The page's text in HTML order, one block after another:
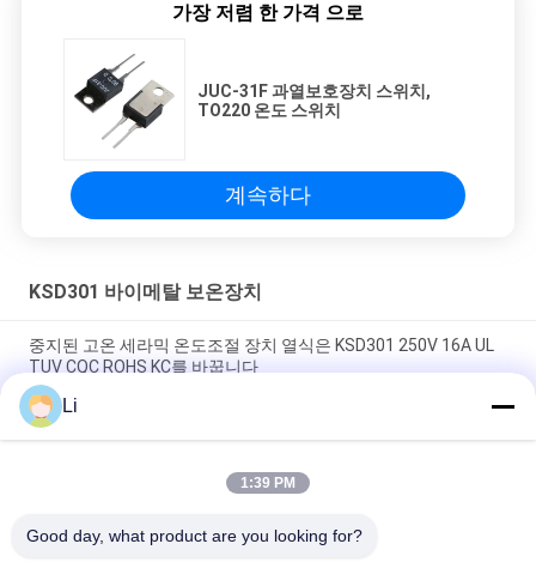
가장 저렴 한 가격 으로
JUC-31F 과열보호장치 스위치,
TO220 온도 스위치
계속하다
KSD301 바이메탈 보온장치
중지된 고온 세라믹 온도조절 장치 열식은 KSD301 250V 16A UL
TUV CQC ROHS KC를 바꿉니다
바이메탈 디스크 스냅 액션 서모, 저온 제한된 제어 스위치 H31
250V 10 13C
황급한 활동 유형 KSD301 두금속 보온장치 AC 125V 250V 힘은
Li
1:39 PM
Good day, what product are you looking for?